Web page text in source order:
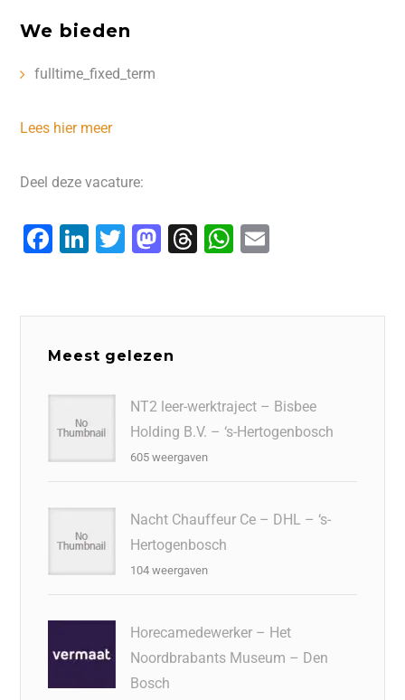
We bieden
fulltime_fixed_term
Lees hier meer
Deel deze vacature:
F
e
b
k
Li
e
dI
T
er
M
o
d
n
T
a
W
s
p
l
Meest gelezen
NT2 leer-werktraject – Bisbee
Holding B.V. – ‘s-Hertogenbosch
605 weergaven
Nacht Chauffeur Ce – DHL – ‘s-
Hertogenbosch
104 weergaven
Horecamedewerker – Het
Noordbrabants Museum – Den
Bosch